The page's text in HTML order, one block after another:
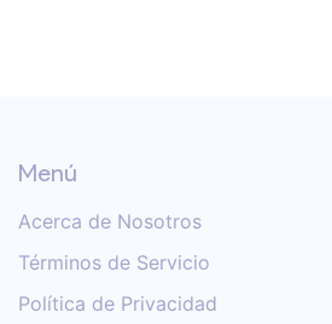
Menú
Acerca de Nosotros
Términos de Servicio
Política de Privacidad